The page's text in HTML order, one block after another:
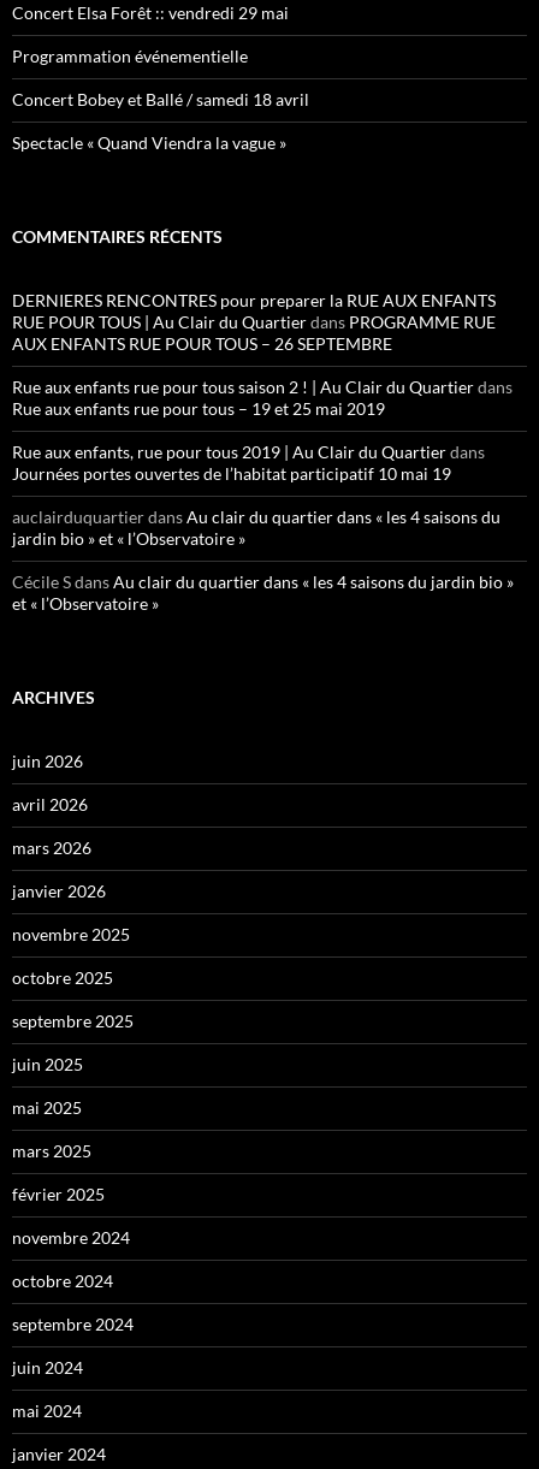
Concert Elsa Forêt :: vendredi 29 mai
Programmation événementielle
Concert Bobey et Ballé / samedi 18 avril
Spectacle « Quand Viendra la vague »
COMMENTAIRES RÉCENTS
DERNIERES RENCONTRES pour preparer la RUE AUX ENFANTS
RUE POUR TOUS | Au Clair du Quartierdans PROGRAMME RUE
AUX ENFANTS RUE POUR TOUS – 26 SEPTEMBRE
Rue aux enfants rue pour tous saison 2 ! | Au Clair du Quartierdans
Rue aux enfants rue pour tous – 19 et 25 mai 2019
Rue aux enfants, rue pour tous 2019 | Au Clair du Quartierdans
Journées portes ouvertes de l’habitat participatif 10 mai 19
auclairduquartierdansAu clair du quartier dans « les 4 saisons du
jardin bio » et « l’Observatoire »
Cécile SdansAu clair du quartier dans « les 4 saisons du jardin bio »
et « l’Observatoire »
ARCHIVES
juin 2026
avril 2026
mars 2026
janvier 2026
novembre 2025
octobre 2025
septembre 2025
juin 2025
mai 2025
mars 2025
février 2025
novembre 2024
octobre 2024
septembre 2024
juin 2024
mai 2024
janvier 2024